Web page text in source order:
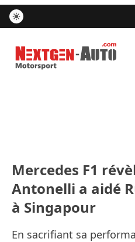
Nextgen-Auto.com
Mercedes F1
Antonelli a aidé
à Singapour
En sacrifiant sa